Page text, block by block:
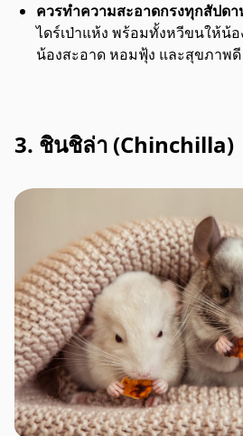
ควรทำความสะอาดกรงทุกสัปดา
ไดร์เป่าแห้ง พร้อมทั้งหวีขนให้น้
น้องสะอาด หอมฟุ้ง และสุขภาพดี
3. ชินชิล่า (Chinchilla)